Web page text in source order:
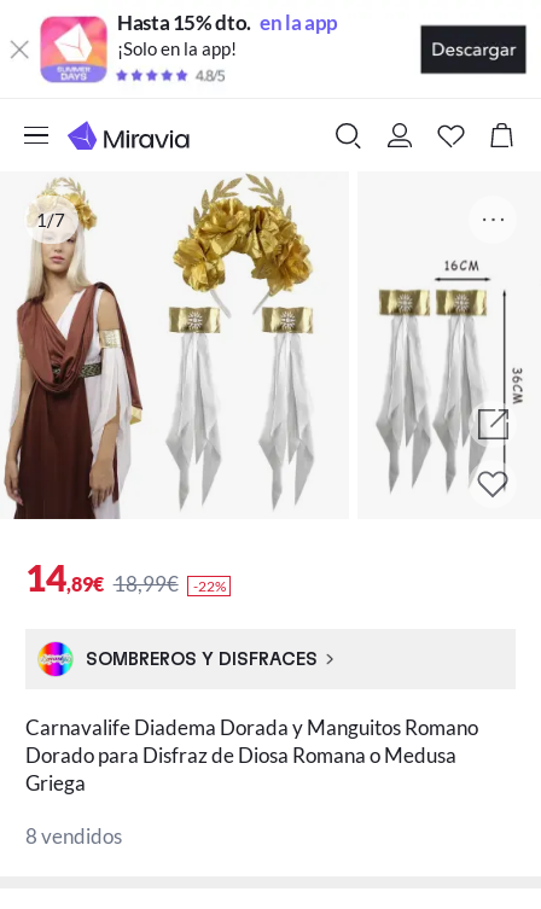
Hasta 15% dto. en la app
¡Solo en la app!
1/7
14,89€ 18,99€ -22%
SOMBREROS Y DISFRACES
Carnavalife Diadema Dorada y Manguitos Romano
Dorado para Disfraz de Diosa Romana o Medusa
Griega
8 vendidos